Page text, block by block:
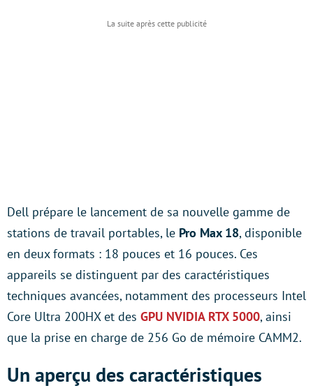
Dell prépare le lancement de sa nouvelle gamme de
stations de travail portables, le Pro Max 18, disponible
en deux formats : 18 pouces et 16 pouces. Ces
appareils se distinguent par des caractéristiques
techniques avancées, notamment des processeurs Intel
Core Ultra 200HX et des GPU NVIDIA RTX 5000, ainsi
que la prise en charge de 256 Go de mémoire CAMM2.
Un aperçu des caractéristiques